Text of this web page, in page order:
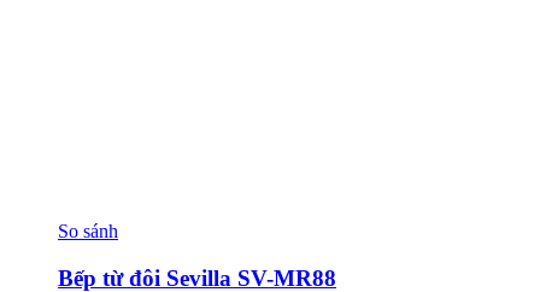
So sánh
Bếp từ đôi Sevilla SV-MR88